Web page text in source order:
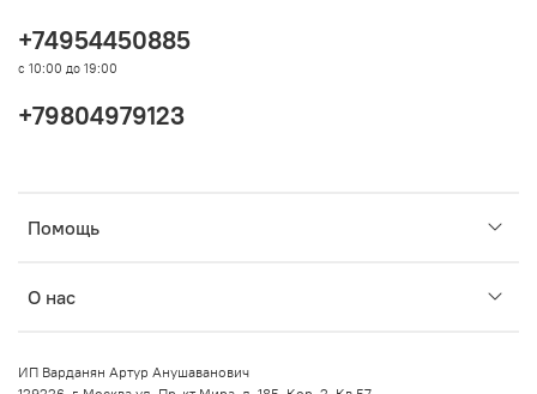
Помощь
О нас
+74954450885
с 10:00 до 19:00
+79804979123
ИП Варданян Артур Анушаванович